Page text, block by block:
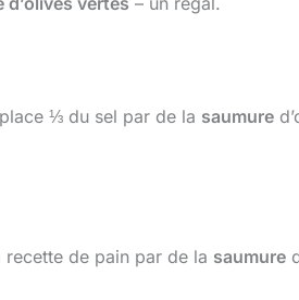
⅓ du sel par de la saumure
recette de pain par de la saumure